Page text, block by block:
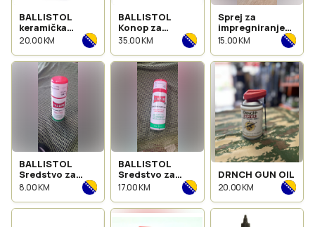
BALLISTOL
keramička
zaštita za
20.00 KM
BALLISTOL
Konop za
čišćenje cal 12
35.00 KM
Sprej za
impregniranje
BALLISTOL
15.00 KM
BALLISTOL
Sredstvo za
čišćenje 50 ml
8.00 KM
BALLISTOL
Sredstvo za
čišćenje 200 ml
17.00 KM
DRNCH GUN OIL
20.00 KM